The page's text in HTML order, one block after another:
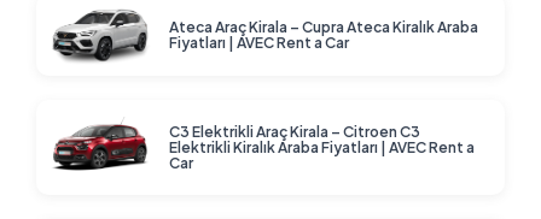
Ateca Araç Kirala – Cupra Ateca Kiralık Araba
Fiyatları | AVEC Rent a Car
C3 Elektrikli Araç Kirala – Citroen C3
Elektrikli Kiralık Araba Fiyatları | AVEC Rent a
Car